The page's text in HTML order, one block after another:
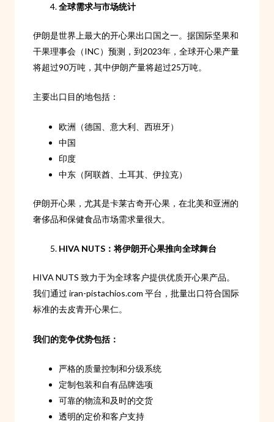
全球需求与市场统计
伊朗是世界上最大的开心果出口国之一。据国际坚果和
干果理事会（INC）预测，到2023年，全球开心果产量
将超过90万吨，其中伊朗产量将超过25万吨。
主要出口目的地包括：
欧洲（德国、意大利、西班牙）
中国
印度
中东（阿联酋、土耳其、伊拉克）
伊朗开心果，尤其是卡莱古奇开心果，在北美和亚洲的
奢侈品和保健食品市场需求量很大。
HIVA NUTS：将伊朗开心果推向全球舞台
HIVA NUTS 致力于为全球客户提供优质开心果产品。
我们通过 iran-pistachios.com 平台，批量出口符合国际
标准的去皮青开心果仁。
我们的竞争优势包括：
严格的质量控制和分级系统
定制包装和自有品牌选项
可靠的物流和及时的交货
透明的定价和客户支持